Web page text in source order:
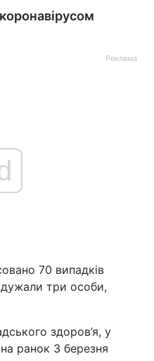
Реклама
70 випадків
три особи,
здоров’я, у
ранок 3 березня